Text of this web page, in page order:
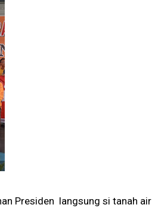
Presiden langsung si tanah air